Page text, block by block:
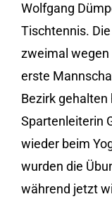
Wolfgang
Tischtennis.
zweimal wegen
erste
Bezirk
Spartenleiterin
wieder beim
wurden die
während jetzt